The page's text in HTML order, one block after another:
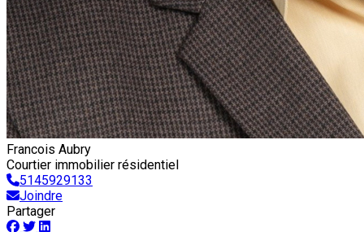
Francois Aubry
Courtier immobilier résidentiel
5145929133
Joindre
Partager